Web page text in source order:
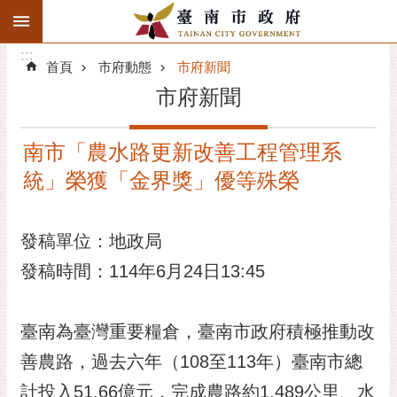
跳到主要內容區塊
搜
階
精彩府城
市府團隊
主題服務
市政資訊
市民互動
:::
:::
首頁 市府動態 市府新聞
市府新聞
南市「農水路更新改善工程管理系
統」榮獲「金界獎」優等殊榮
發稿單位：地政局
發稿時間：114年6月24日13:45
臺南為臺灣重要糧倉，臺南市政府積極推動改
善農路，過去六年（108至113年）臺南市總
計投入51.66億元，完成農路約1,489公里、水